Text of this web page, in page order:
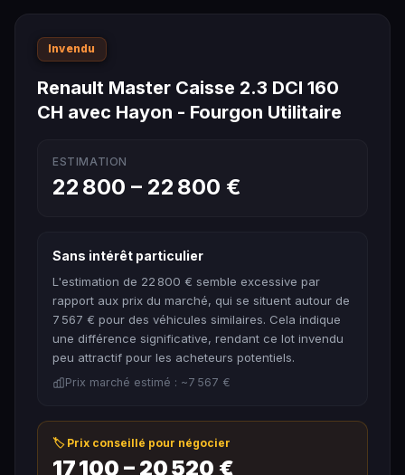
Invendu
Renault Master Caisse 2.3 DCI 160
CH avec Hayon - Fourgon Utilitaire
ESTIMATION
22 800 – 22 800 €
Sans intérêt particulier
L'estimation de 22 800 € semble excessive par
rapport aux prix du marché, qui se situent autour de
7 567 € pour des véhicules similaires. Cela indique
une différence significative, rendant ce lot invendu
peu attractif pour les acheteurs potentiels.
Prix marché estimé : ~7 567 €
🏷️ Prix conseillé pour négocier
17 100 – 20 520 €